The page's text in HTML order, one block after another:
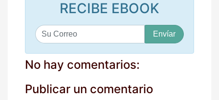
RECIBE EBOOK
u
c
o
e
No hay comentarios:
Publicar un comentario